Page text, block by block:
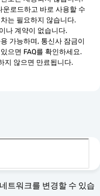
운로드하고 바로 사용할 수
는 필요하지 않습니다.
나 계약이 없습니다.
가능하며, 통신사 잠금이
으면 FAQ를 확인하세요.
지 않으면 만료됩니다.
트워크를 변경할 수 있습